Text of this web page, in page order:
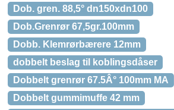
Dob. gren. 88,5° dn150xdn100
Dob.Grenrør 67,5gr.100mm
Dobb. Klemrørbærere 12mm
dobbelt beslag til koblingsdåser
Dobbelt grenrør 67.5Â° 100mm MA
Dobbelt gummimuffe 42 mm